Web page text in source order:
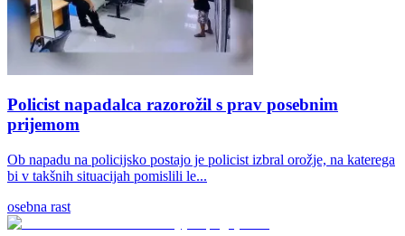
Policist napadalca razorožil s prav posebnim
prijemom
Ob napadu na policijsko postajo je policist izbral orožje, na katerega
bi v takšnih situacijah pomislili le...
osebna rast